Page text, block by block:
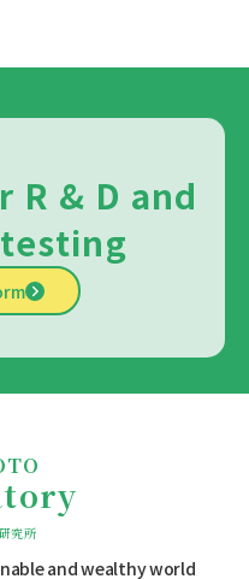
R & D and
究所
and wealthy world